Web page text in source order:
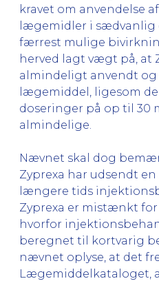
kravet om anvendelse
lægemidler i sædvanlig
færrest mulige
herved lagt vægt på, at
almindeligt anvendt og
lægemiddel, ligesom
doseringer på op til 30
almindelige.
Nævnet skal dog
Zyprexa har udsendt en
længere tids
Zyprexa er mistænkt for
hvorfor
beregnet til kortvarig
nævnet oplyse, at det
Lægemiddelkataloget,